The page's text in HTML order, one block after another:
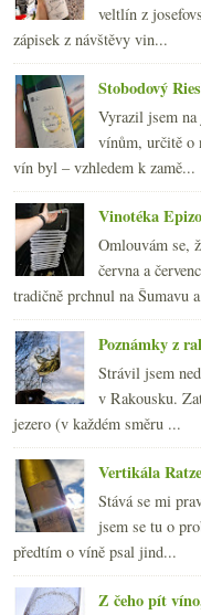
veltlín z
zápisek z návštěvy vin...
Stobodový
Vyrazil jsem na
vínům, určitě o
vín byl – vzhledem k zamě...
Vinotéka
Omlouvám se,
června a
tradičně prchnul na Šumavu
Poznámky z
Strávil jsem
v Rakousku.
jezero (v každém směru ...
Vertikála
Stává se mi
jsem se tu o
předtím o víně psal jind...
Z čeho pít